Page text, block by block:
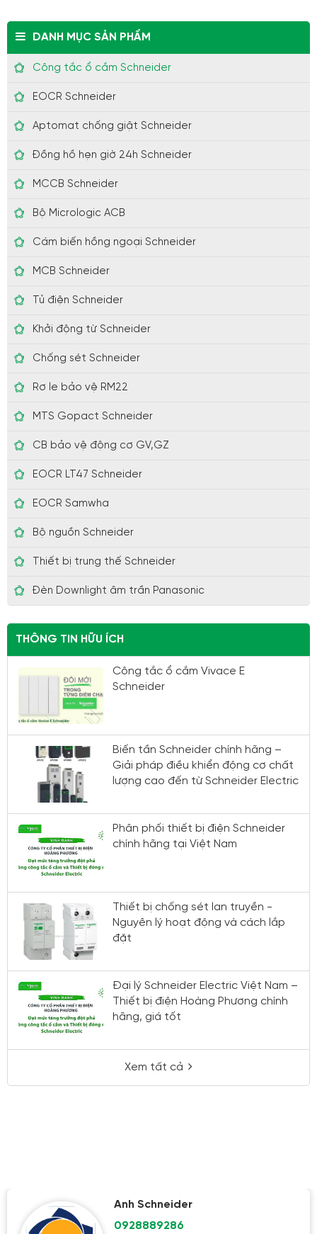
DANH MỤC SẢN PHẨM
Công tắc ổ cắm Schneider
EOCR Schneider
Aptomat chống giật Schneider
Đồng hồ hẹn giờ 24h Schneider
MCCB Schneider
Bộ Micrologic ACB
Cám biến hồng ngoại Schneider
MCB Schneider
Tủ điện Schneider
Khởi động từ Schneider
Chống sét Schneider
Rơ le bảo vệ RM22
MTS Gopact Schneider
CB bảo vệ động cơ GV,GZ
EOCR LT47 Schneider
EOCR Samwha
Bộ nguồn Schneider
Thiết bị trung thế Schneider
Đèn Downlight âm trần Panasonic
THÔNG TIN HỮU ÍCH
Công tắc ổ cắm Vivace E
Schneider
Biến tần Schneider chính hãng –
Giải pháp điều khiển động cơ chất
lượng cao đến từ Schneider Electric
Phân phối thiết bị điện Schneider
chính hãng tại Việt Nam
Thiết bị chống sét lan truyền -
Nguyên lý hoạt động và cách lắp
đặt
Đại lý Schneider Electric Việt Nam –
Thiết bị điện Hoàng Phương chính
hãng, giá tốt
Xem tất cả
Anh Schneider
0928889286